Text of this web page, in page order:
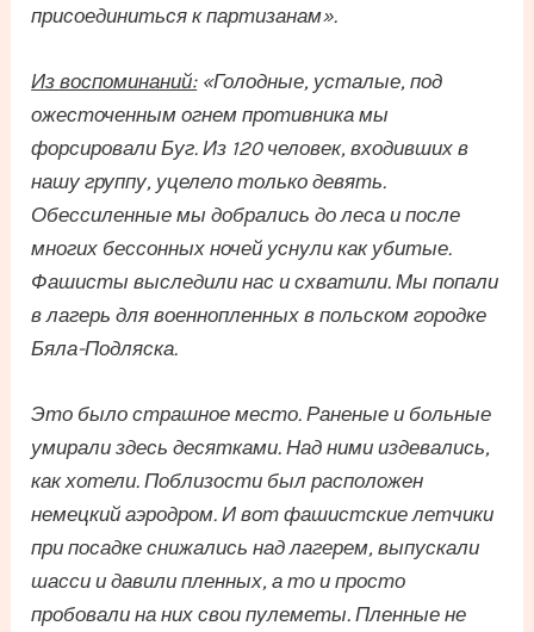
присоединиться к партизанам».
Из воспоминаний:«Голодные, усталые, под
ожесточенным огнем противника мы
форсировали Буг. Из 120 человек, входивших в
нашу группу, уцелело только девять.
Обессиленные мы добрались до леса и после
многих бессонных ночей уснули как убитые.
Фашисты выследили нас и схватили. Мы попали
в лагерь для военнопленных в польском городке
Бяла-Подляска.
Это было страшное место. Раненые и больные
умирали здесь десятками. Над ними издевались,
как хотели. Поблизости был расположен
немецкий аэродром. И вот фашистские летчики
при посадке снижались над лагерем, выпускали
шасси и давили пленных, а то и просто
пробовали на них свои пулеметы. Пленные не